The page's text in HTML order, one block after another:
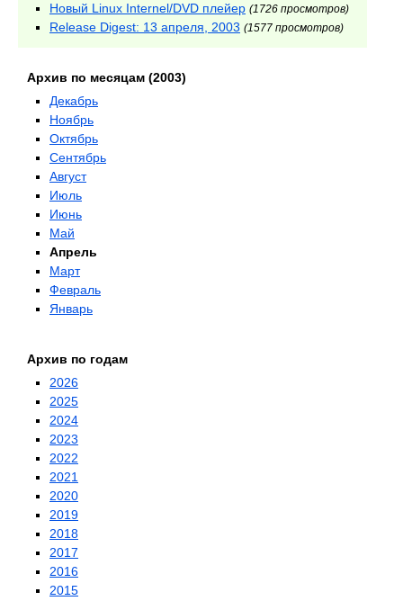
Новый Linux Internel/DVD плейер (1726 просмотров)
Release Digest: 13 апреля, 2003 (1577 просмотров)
Архив по месяцам (2003)
Декабрь
Ноябрь
Октябрь
Сентябрь
Август
Июль
Июнь
Май
Апрель
Март
Февраль
Январь
Архив по годам
2026
2025
2024
2023
2022
2021
2020
2019
2018
2017
2016
2015